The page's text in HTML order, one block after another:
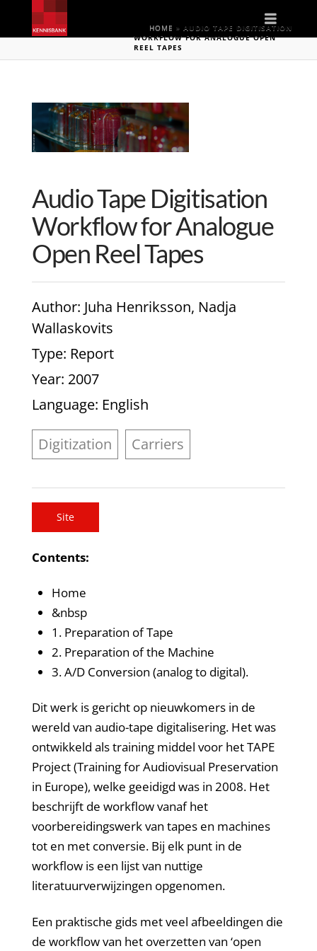
HOME » AUDIO TAPE DIGITISATION
WORKFLOW FOR ANALOGUE OPEN
REEL TAPES
Audio Tape Digitisation
Workflow for Analogue
Open Reel Tapes
Author: Juha Henriksson, Nadja
Wallaskovits
Type: Report
Year: 2007
Language: English
Digitization Carriers
Site
Contents:
Home
&nbsp
1. Preparation of Tape
2. Preparation of the Machine
3. A/D Conversion (analog to digital).
Dit werk is gericht op nieuwkomers in de
wereld van audio-tape digitalisering. Het was
ontwikkeld als training middel voor het TAPE
Project (Training for Audiovisual Preservation
in Europe), welke geeidigd was in 2008. Het
beschrijft de workflow vanaf het
voorbereidingswerk van tapes en machines
tot en met conversie. Bij elk punt in de
workflow is een lijst van nuttige
literatuurverwijzingen opgenomen.
Een praktische gids met veel afbeeldingen die
de workflow van het overzetten van ‘open